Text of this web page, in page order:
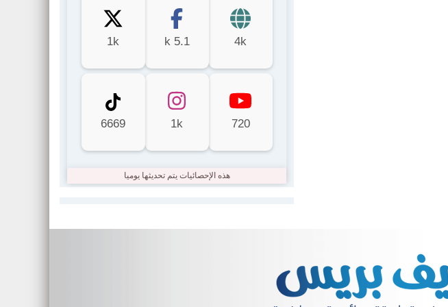
4k
5.1 k
1k
720
1k
6669
هذه الإحصائيات يتم تحديثها يوميا